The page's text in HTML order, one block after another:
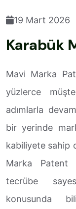
19 Mart 2026
Karabük
Mavi Marka
yüzlerce
adımlarla
bir yerinde
kabiliyete sahip
Marka Patent
tecrübe
konusunda